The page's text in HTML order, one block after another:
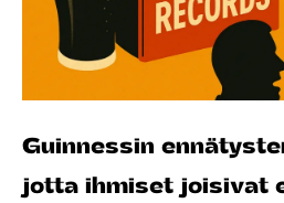
Guinnessin
jotta ihmiset joisivat